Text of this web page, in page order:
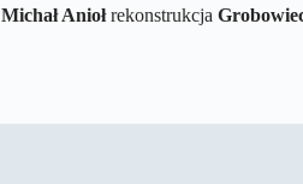
Michał Aniołrekonstrukcja